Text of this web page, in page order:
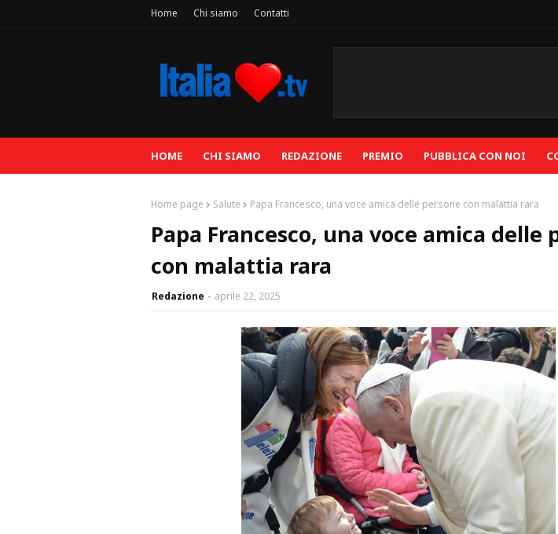
Home Chi siamo Contatti
HOME CHI SIAMO REDAZIONE PREMIO PUBBLICA CON NOI
Home page Salute Papa Francesco, una voce amica delle persone con malattia rara
Papa Francesco, una voce amica delle
con malattia rara
Redazione aprile 22, 2025